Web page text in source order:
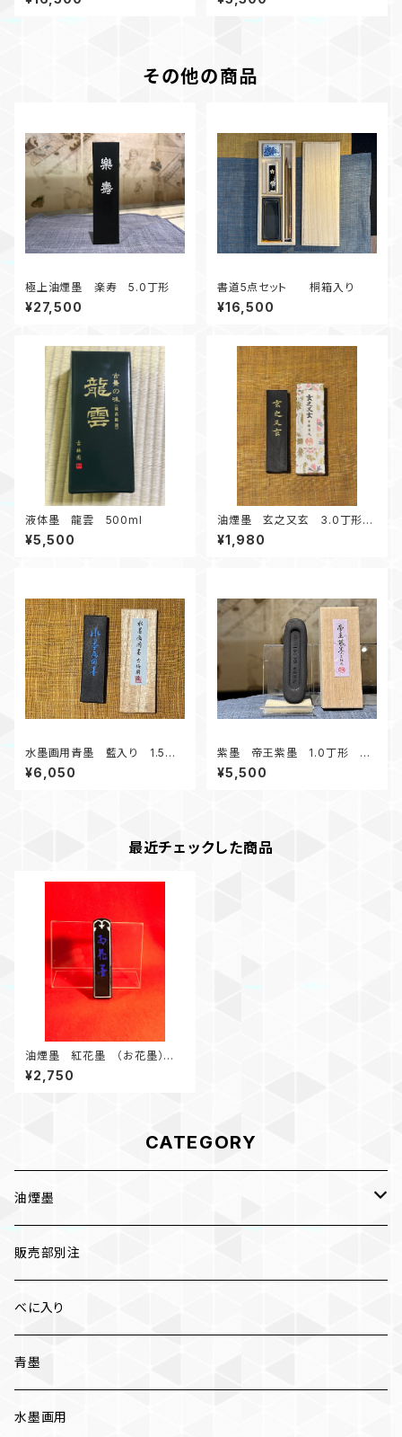
にオススメ
その他の商品
極上油煙墨 楽寿 5.0丁形
¥27,500
書道5点セット 桐箱入り
¥16,500
液体墨 龍雲 500ml
¥5,500
油煙墨 玄之又玄 3.0丁形
実用使い、条幅練習にオススメ
¥1,980
水墨画用青墨 藍入り 1.5丁
形 水墨画にオススメ青みが強
く出るお墨
¥6,050
紫墨 帝王紫墨 1.0丁形 淡
い紫色がお楽しみいただけます
¥5,500
最近チェックした商品
油煙墨 紅花墨 （お花墨）三
ツ星 1.5丁形 初心者にオス
スメ
¥2,750
CATEGORY
油煙墨
漆墨
紅花墨 各種
三ツ星
五ツ星
かな用
写経用
販売部別注
べに入り
青墨
水墨画用